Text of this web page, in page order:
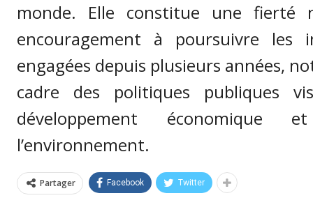
monde. Elle constitue une fierté
encouragement à poursuivre les
engagées depuis plusieurs années,
cadre des politiques publiques
développement économique
l’environnement.
Partager Facebook Twitter